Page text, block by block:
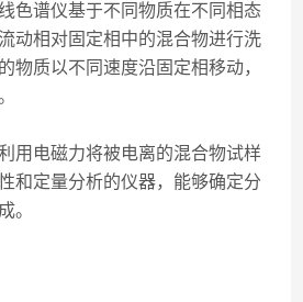
谱仪基于不同物质在不同相态
动相对固定相中的混合物进行洗
物质以不同速度沿固定相移动，
电磁力将被电离的混合物试样
和定量分析的仪器，能够确定分
。